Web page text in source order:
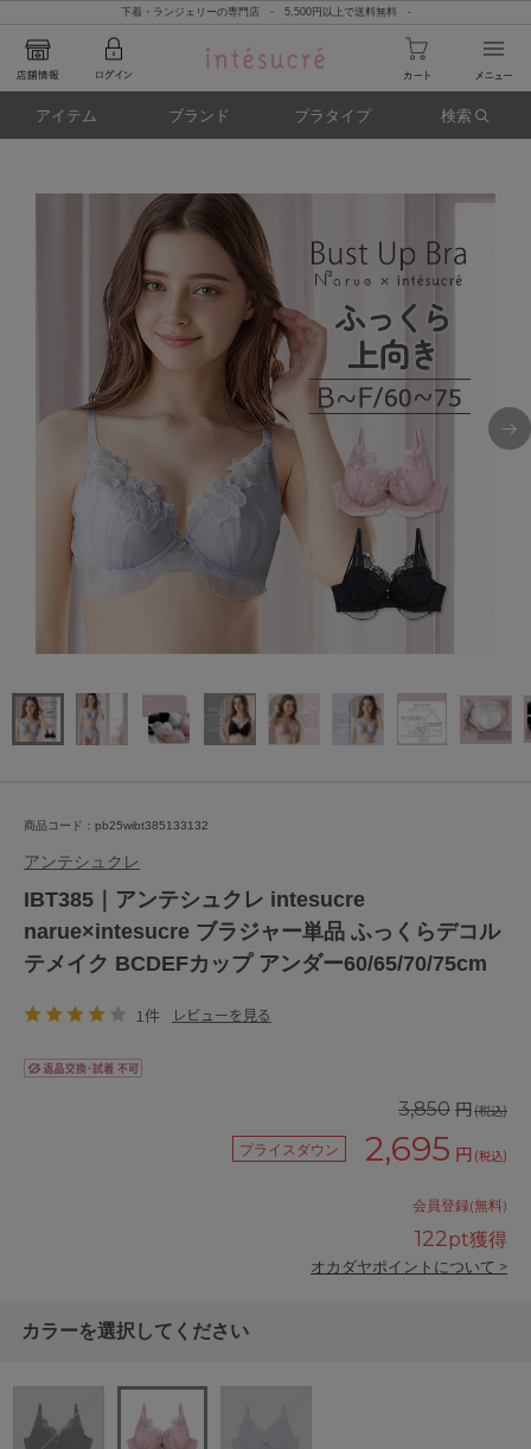
下着・ランジェリーの専門店 - 5,500円以上で送料無料 -
アイテム ブランド ブラタイプ 検索
商品コード：pb25wibt385133132
アンテシュクレ
IBT385｜アンテシュクレ intesucre
narue×intesucre ブラジャー単品 ふっくらデコル
テメイク BCDEFカップ アンダー60/65/70/75cm
1件 レビューを見る
3,850 円(税込)
プライスダウン 2,695 円 (税込)
会員登録(無料)
122pt獲得
オカダヤポイントについて >
カラーを選択してください